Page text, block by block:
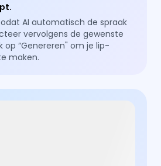
AI automatisch de spraak
vervolgens de gewenste
op “Genereren" om je lip-
maken.